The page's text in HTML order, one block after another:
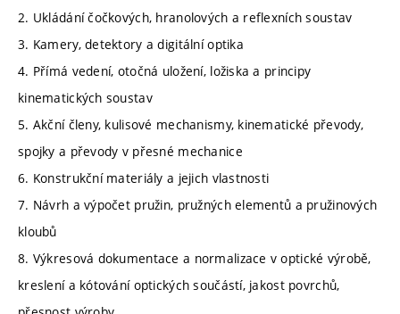
2. Ukládání čočkových, hranolových a reflexních soustav
3. Kamery, detektory a digitální optika
4. Přímá vedení, otočná uložení, ložiska a principy
kinematických soustav
5. Akční členy, kulisové mechanismy, kinematické převody,
spojky a převody v přesné mechanice
6. Konstrukční materiály a jejich vlastnosti
7. Návrh a výpočet pružin, pružných elementů a pružinových
kloubů
8. Výkresová dokumentace a normalizace v optické výrobě,
kreslení a kótování optických součástí, jakost povrchů,